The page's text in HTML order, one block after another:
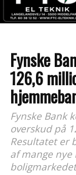
Fynske
126,6
Fynske Bank
overskud på
Resultatet er
af mange